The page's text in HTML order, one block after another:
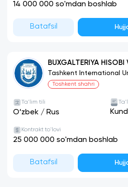
14 000 000 so'mdan boshlab
Batafsil
BUXGALTERIYA HISOBI
Tashkent International
Toshkent shahri
Ta'lim tili
O‘zbek / Rus
Kontrakt to'lovi
25 000 000 so'mdan boshlab
Batafsil